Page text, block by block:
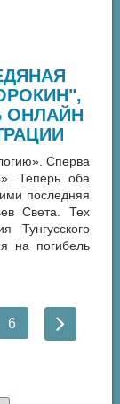
ОНЛАЙН
Сперва
Теперь оба
последняя
Света. Тех
Тунгусского
на погибель
6